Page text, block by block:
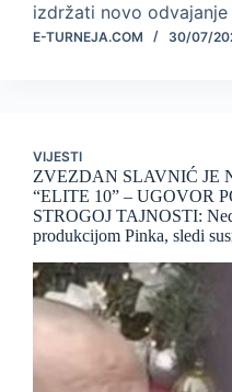
izdržati novo
E-TURNEJA.COM 30/07/
VIJESTI
ZVEZDAN SLAVNIĆ JE
“ELITE 10” – UGOVOR
STROGOJ TAJNOSTI:
produkcijom Pinka, sledi